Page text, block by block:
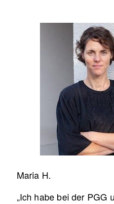
Maria H.
„Ich habe bei der PGG